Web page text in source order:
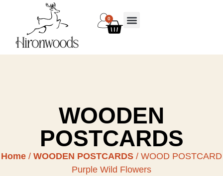
0
WOODEN
POSTCARDS
Home / WOODEN POSTCARDS / WOOD POSTCARD
Purple Wild Flowers